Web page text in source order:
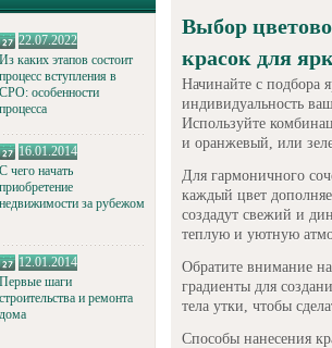
22.07.2022
Из каких этапов состоит
процесс вступления в
СРО: особенности
процесса
16.01.2014
С чего начать
приобретение
недвижимости за рубежом
12.01.2014
Первые шаги
строительства и ремонта
дома
Выбор
красок для
Начинайте с подбора
индивидуальность
Используйте
и оранжевый, или
Для гармоничного
каждый цвет
создадут свежий и
теплую и уютную
Обратите внимание
градиенты для
тела утки, чтобы
Способы нанесения